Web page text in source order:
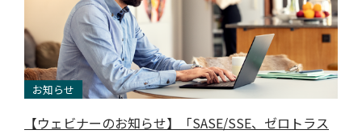
お知らせ
【ウェビナーのお知らせ】「SASE/SSE、ゼロトラス